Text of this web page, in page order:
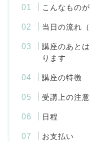
こんなもの
当日の流れ（
講座のあと
ります
講座の特徴
受講上の注意
日程
お支払い